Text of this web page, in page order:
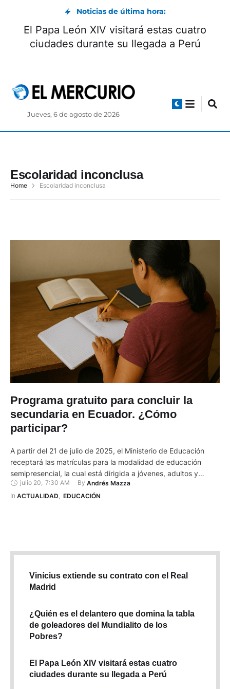
Noticias de última hora:
El Papa León XIV visitará estas cuatro
ciudades durante su llegada a Perú
Jueves, 6 de agosto de 2026
Escolaridad inconclusa
Home Escolaridad inconclusa
Programa gratuito para concluir la
secundaria en Ecuador. ¿Cómo
participar?
A partir del 21 de julio de 2025, el Ministerio de Educación
receptará las matrículas para la modalidad de educación
semipresencial, la cual está dirigida a jóvenes, adultos y
adultos mayores que no concluyeron su educación básica o
media. La oferta educativa incluye programas de
julio 20, 7:30 AM By Andrés Mazza
In ACTUALIDAD EDUCACIÓN
Vinícius extiende su contrato con el Real
Madrid
¿Quién es el delantero que domina la tabla
de goleadores del Mundialito de los
Pobres?
El Papa León XIV visitará estas cuatro
ciudades durante su llegada a Perú